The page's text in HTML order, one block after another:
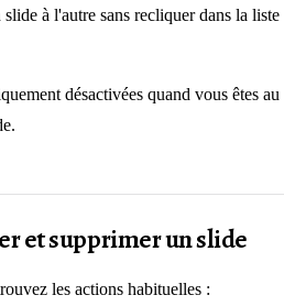
à l'autre sans recliquer dans la liste
désactivées quand vous êtes au
et supprimer un slide
les actions habituelles :